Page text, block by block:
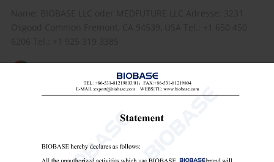
BIOBASE Niederlassung Dubai
Name: BIOBASE BIOTECH FZC Add: Warehouse NO.1K-08/4,
PO:51024 Tel: +971 563066316
BIOBASE Niederlassung Singapur